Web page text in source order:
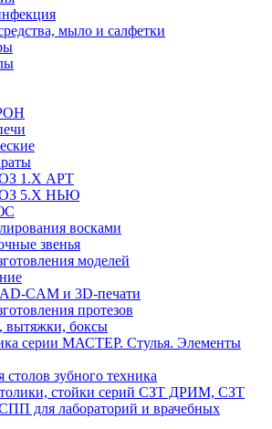
мыло и салфетки
1.Х АРТ
5.Х НЬЮ
восками
звенья
моделей
CAM и 3D-печати
протезов
вытяжки, боксы
серии МАСТЕР. Стулья. Элементы
зубного техника
стойки серий СЗТ ДРИМ, СЗТ
для лабораторий и врачебных